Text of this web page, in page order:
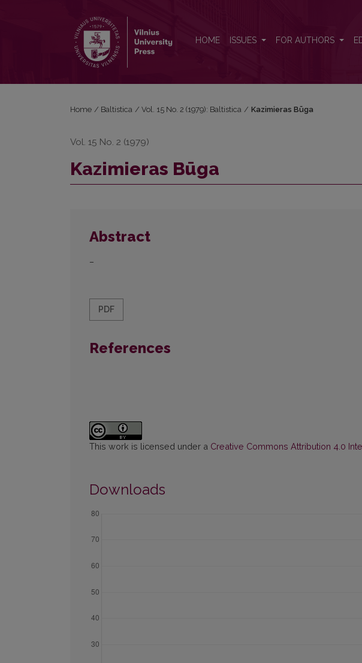
HOME ISSUES FOR AUTHORS
Home / Baltistica / Vol. 15 No. 2 (1979): Baltistica / Kazimieras Būga
Vol. 15 No. 2 (1979)
Kazimieras Būga
Abstract
–
PDF
References
This work is licensed under a Creative Commons Attribution 4.0
Downloads